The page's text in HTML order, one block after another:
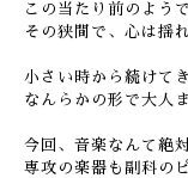
この当たり前のよう
その狭間で、心は揺
小さい時から続けて
なんらかの形で大人
今回、音楽なんて絶
専攻の楽器も副科の